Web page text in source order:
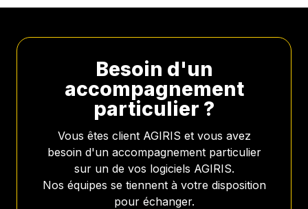
Besoin d'un
accompagnement
particulier ?
Vous êtes client AGIRIS et vous avez
besoin d'un accompagnement particulier
sur un de vos logiciels AGIRIS.
Nos équipes se tiennent à votre disposition
pour échanger.